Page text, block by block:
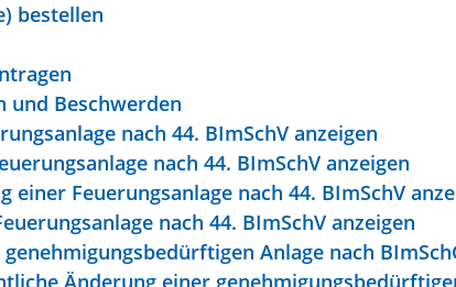
bestellen
und Beschwerden
nach 44. BImSchV anzeigen
nach 44. BImSchV anzeigen
Feuerungsanlage nach 44. BImSchV
nach 44. BImSchV anzeigen
Anlage nach